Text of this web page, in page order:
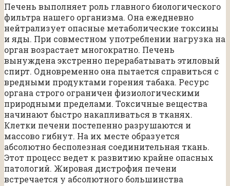
Печень выполняет роль главного биологического
фильтра нашего организма. Она ежедневно
нейтрализует опасные метаболические токсины
и яды. При совместном употреблении нагрузка на
орган возрастает многократно. Печень
вынуждена экстренно перерабатывать этиловый
спирт. Одновременно она пытается справиться с
вредными продуктами горения табака. Ресурс
органа строго ограничен физиологическими
природными пределами. Токсичные вещества
начинают быстро накапливаться в тканях.
Клетки печени постепенно разрушаются и
массово гибнут. На их месте образуется
абсолютно бесполезная соединительная ткань.
Этот процесс ведет к развитию крайне опасных
патологий. Жировая дистрофия печени
встречается у абсолютного большинства